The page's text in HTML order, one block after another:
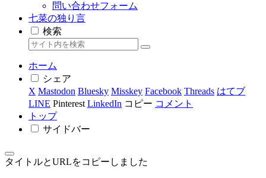
問い合わせフォーム
七菜の独り言
検索
ホーム
シェア
X Mastodon Bluesky Misskey Facebook Threads はてブ
LINE Pinterest LinkedIn コピー コメント
トップ
サイドバー
タイトルとURLをコピーしました